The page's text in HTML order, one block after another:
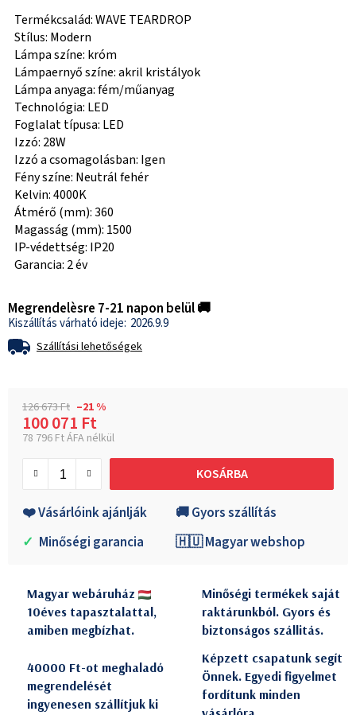
Termékcsalád: WAVE TEARDROP
Stílus: Modern
Lámpa színe: króm
Lámpaernyő színe: akril kristályok
Lámpa anyaga: fém/műanyag
Technológia: LED
Foglalat típusa: LED
Izzó: 28W
Izzó a csomagolásban: Igen
Fény színe: Neutrál fehér
Kelvin: 4000K
Átmérő (mm): 360
Magasság (mm): 1500
IP-védettség: IP20
Garancia: 2 év
Megrendelèsre 7-21 napon belül 🚚
2026.9.9
Szállítási lehetőségek
126 673 Ft –21 %
100 071 Ft
78 796 Ft ÁFA nélkül
KOSÁRBA
❤️ Vásárlóink ajánlják
🚚 Gyors szállítás
✓ Minőségi garancia 🇭🇺 Magyar webshop
Magyar webáruház
10éves tapasztalattal,
amiben megbízhat.
Minőségi termékek saját
raktárunkból. Gyors és
biztonságos szállitás.
40000 Ft-ot meghaladó
megrendelését
ingyenesen szállítjuk ki
Képzett csapatunk segít
Önnek. Egyedi figyelmet
fordítunk minden